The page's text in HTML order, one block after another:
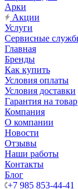
Арки
Акции
Услуги
Сервисные
Главная
Бренды
Как купить
Условия оплаты
Условия доставки
Гарантия на товар
Компания
О компании
Новости
Отзывы
Наши работы
Контакты
Блог
+7 985 853-44-41